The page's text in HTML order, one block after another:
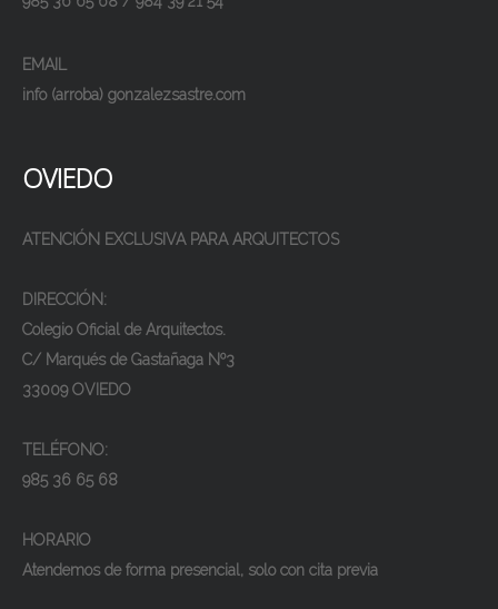
EMAIL
info (arroba) gonzalezsastre.com
OVIEDO
ATENCIÓN EXCLUSIVA PARA ARQUITECTOS
DIRECCIÓN:
Colegio Oficial de Arquitectos.
C/ Marqués de Gastañaga Nº3
33009 OVIEDO
TELÉFONO:
985 36 65 68
HORARIO
Atendemos de forma presencial, solo con cita previa